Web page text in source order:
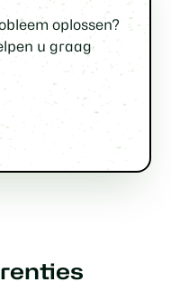
oplossen?
u graag